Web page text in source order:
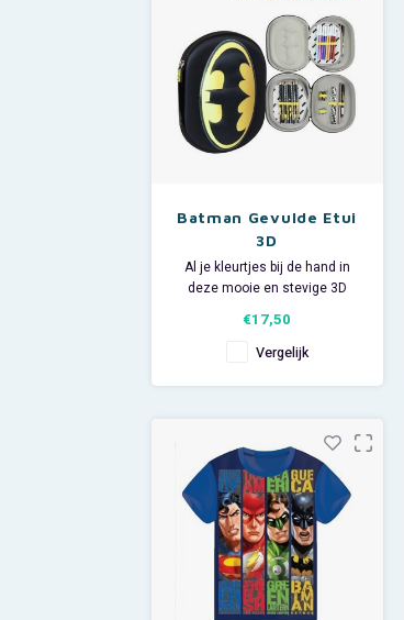
slechteriken, zoals de Joke
Batman Gevulde Etui
3D
Al je kleurtjes bij de hand in
deze mooie en stevige 3D
In de 2 laags etui vind je 8
stiften, 8 kleurpotloden en
Door de handige elastiekjes
blijven al je
€17,50
Vergelijk